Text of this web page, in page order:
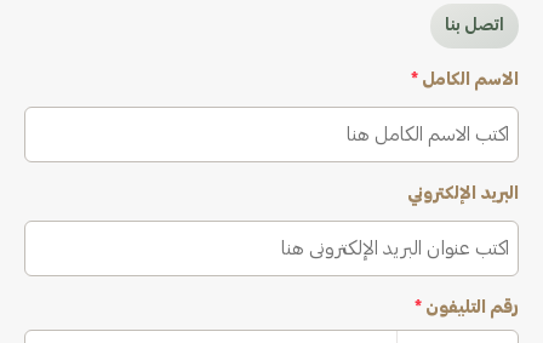
اتصل بنا
الاسم الكامل *
البريد الإلكتروني
رقم التليفون *